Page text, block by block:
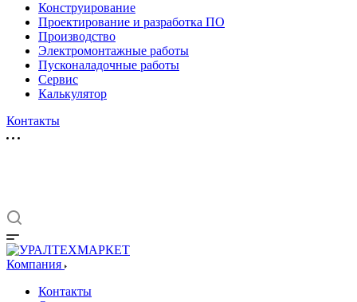
Конструирование
Проектирование и разработка ПО
Производство
Электромонтажные работы
Пусконаладочные работы
Сервис
Калькулятор
Контакты
Компания
Контакты